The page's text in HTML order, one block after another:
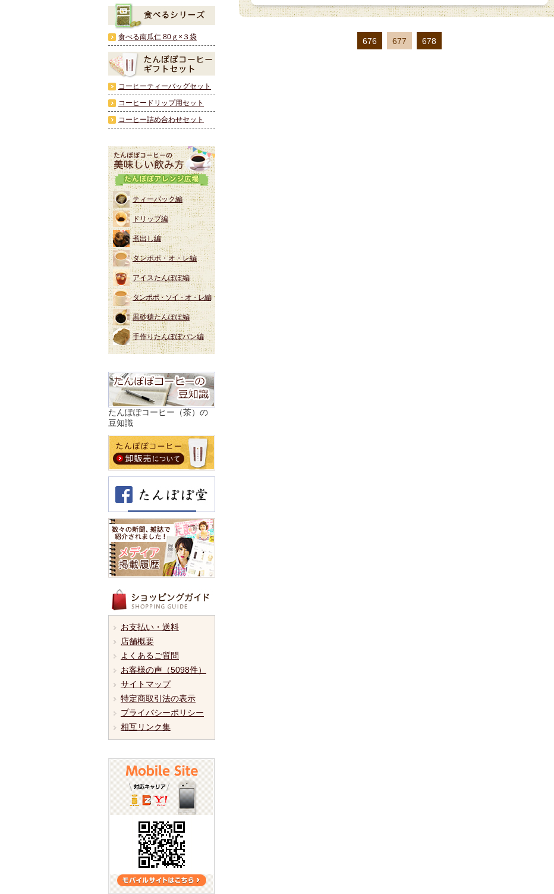
676 677 678
食べる南瓜仁 80ｇ×３袋
コーヒーティーバッグセット
コーヒードリップ用セット
コーヒー詰め合わせセット
ティーパック編
ドリップ編
煮出し編
タンポポ・オ・レ編
アイスたんぽぽ編
タンポポ・ソイ・オ・レ編
黒砂糖たんぽぽ編
手作りたんぽぽパン編
たんぽぽコーヒー（茶）の
豆知識
お支払い・送料
店舗概要
よくあるご質問
お客様の声（5098件）
サイトマップ
特定商取引法の表示
プライバシーポリシー
相互リンク集